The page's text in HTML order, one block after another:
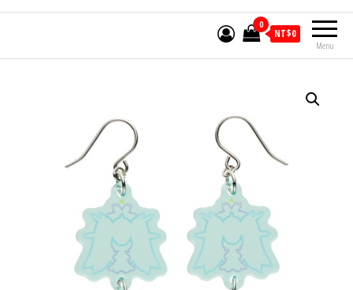
Menu
0
NT$0